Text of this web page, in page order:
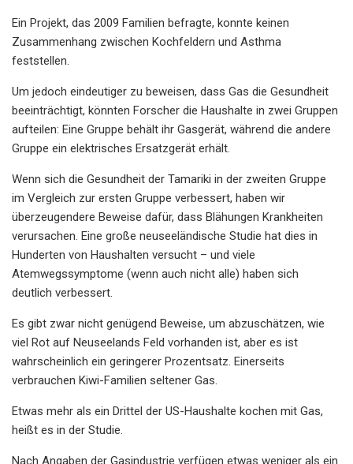
Ein Projekt, das 2009 Familien befragte, konnte keinen
Zusammenhang zwischen Kochfeldern und Asthma
feststellen.
Um jedoch eindeutiger zu beweisen, dass Gas die Gesundheit
beeinträchtigt, könnten Forscher die Haushalte in zwei Gruppen
aufteilen: Eine Gruppe behält ihr Gasgerät, während die andere
Gruppe ein elektrisches Ersatzgerät erhält.
Wenn sich die Gesundheit der Tamariki in der zweiten Gruppe
im Vergleich zur ersten Gruppe verbessert, haben wir
überzeugendere Beweise dafür, dass Blähungen Krankheiten
verursachen. Eine große neuseeländische Studie hat dies in
Hunderten von Haushalten versucht – und viele
Atemwegssymptome (wenn auch nicht alle) haben sich
deutlich verbessert.
Es gibt zwar nicht genügend Beweise, um abzuschätzen, wie
viel Rot auf Neuseelands Feld vorhanden ist, aber es ist
wahrscheinlich ein geringerer Prozentsatz. Einerseits
verbrauchen Kiwi-Familien seltener Gas.
Etwas mehr als ein Drittel der US-Haushalte kochen mit Gas,
heißt es in der Studie.
Nach Angaben der Gasindustrie verfügen etwas weniger als ein